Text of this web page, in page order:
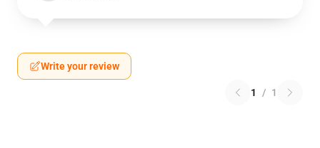
Write your review
1 / 1